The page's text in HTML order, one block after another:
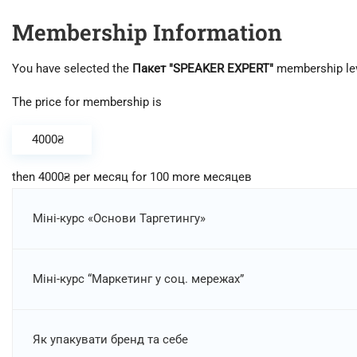
Membership Information
You have selected the Пакет "SPEAKER EXPERT" membership
The price for membership is
4000₴
then 4000₴ per месяц for 100 more месяцев
Міні-курс «Основи Таргетингу»
Міні-курс “Маркетинг у соц. мережах”
Як упакувати бренд та себе